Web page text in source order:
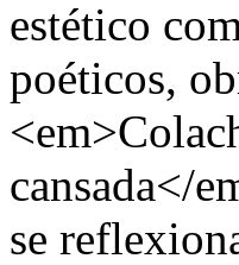
estético
poéticos,
cansada</
se